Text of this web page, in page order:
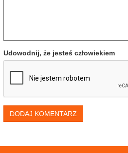
Udowodnij, że jesteś człowiekiem
DODAJ KOMENTARZ